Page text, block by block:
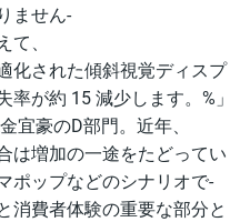
ません-
て、
化された傾斜視覚ディスプ
が約 15 減少します。%」
宜豪のD部門。近年、
は増加の一途をたどってい
ポップなどのシナリオで-
消費者体験の重要な部分と